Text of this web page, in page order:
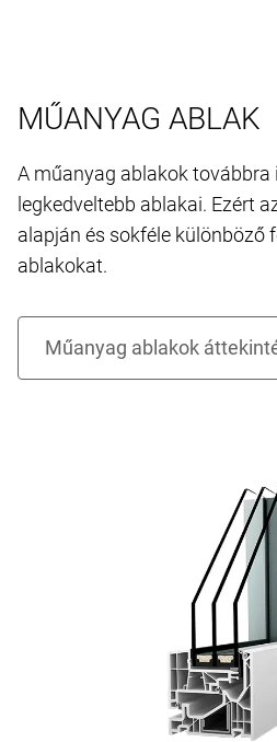
MŰANYAG ABLAK
A műanyag ablakok továbbra
legkedveltebb ablakai. Ezért
alapján és sokféle különböző
ablakokat.